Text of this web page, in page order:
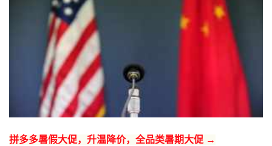
拼多多暑假大促，升温降价，全品类暑期大促 →